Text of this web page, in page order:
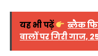
यह भी पढ़ें
ब्लैक
वालों पर गिरी गाज,